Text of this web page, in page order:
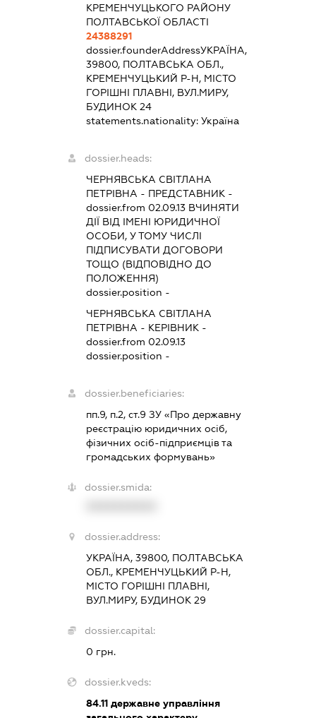
КРЕМЕНЧУЦЬКОГО РАЙОНУ
ПОЛТАВСЬКОЇ ОБЛАСТІ
24388291
dossier.founderAddressУКРАЇНА,
39800, ПОЛТАВСЬКА ОБЛ.,
КРЕМЕНЧУЦЬКИЙ Р-Н, МІСТО
ГОРІШНІ ПЛАВНІ, ВУЛ.МИРУ,
БУДИНОК 24
statements.nationality:Україна
dossier.heads:
ЧЕРНЯВСЬКА СВІТЛАНА
ПЕТРІВНА - ПРЕДСТАВНИК -
dossier.from 02.09.13 ВЧИНЯТИ
ДІЇ ВІД ІМЕНІ ЮРИДИЧНОЇ
ОСОБИ, У ТОМУ ЧИСЛІ
ПІДПИСУВАТИ ДОГОВОРИ
ТОЩО (ВІДПОВІДНО ДО
ПОЛОЖЕННЯ)
dossier.position -
ЧЕРНЯВСЬКА СВІТЛАНА
ПЕТРІВНА - КЕРІВНИК -
dossier.from 02.09.13
dossier.position -
dossier.beneficiaries:
пп.9, п.2, ст.9 ЗУ «Про державну
реєстрацію юридичних осіб,
фізичних осіб-підприємців та
громадських формувань»
dossier.smida:
dossier.address:
УКРАЇНА, 39800, ПОЛТАВСЬКА
ОБЛ., КРЕМЕНЧУЦЬКИЙ Р-Н,
МІСТО ГОРІШНІ ПЛАВНІ,
ВУЛ.МИРУ, БУДИНОК 29
dossier.capital:
0 грн.
dossier.kveds:
84.11 державне управління